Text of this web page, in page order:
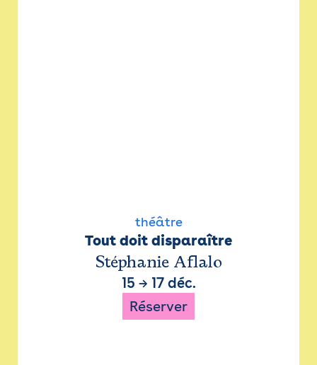
théâtre
Tout doit disparaître
Stéphanie Aflalo
15 → 17 déc.
Réserver